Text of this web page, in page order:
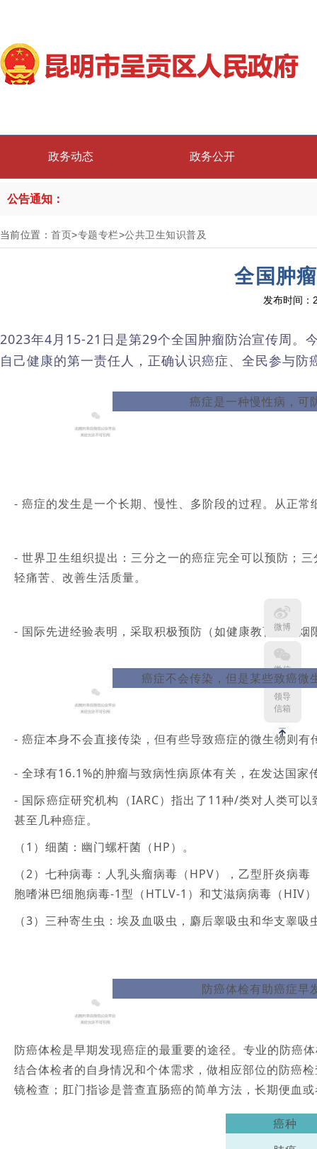
政务动态 政务公开
公告通知：
微博
微信
领导
信箱
当前位置：首页>专题专栏>公共卫生知识普及
全国肿
发布时间
2023年4月15-21日是第29个全国肿瘤防治宣传周
自己健康的第一责任人，正确认识癌症、全民参与防
癌症是一种慢性病，可
- 癌症的发生是一个长期、慢性、多阶段的过程。从正
- 世界卫生组织提出：三分之一的癌症完全可以预防；
轻痛苦、改善生活质量。
- 国际先进经验表明，采取积极预防（如健康教育、控
癌症不会传染，但是某些致癌微
- 癌症本身不会直接传染，但有些导致癌症的微生物则
- 全球有16.1%的肿瘤与致病性病原体有关，在发达国
- 国际癌症研究机构（IARC）指出了11种/类对人类可
甚至几种癌症。
（1）细菌：幽门螺杆菌（HP）。
（2）七种病毒：人乳头瘤病毒（HPV），乙型肝炎病
胞嗜淋巴细胞病毒-1型（HTLV-1）和艾滋病病毒（HIV
（3）三种寄生虫：埃及血吸虫，麝后睾吸虫和华支睾吸
防癌体检有助癌症早
防癌体检是早期发现癌症的最重要的途径。专业的防癌
结合体检者的自身情况和个体需求，做相应部位的防癌
镜检查；肛门指诊是普查直肠癌的简单方法，长期便血
癌种